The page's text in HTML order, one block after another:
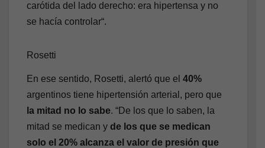
carótida del lado derecho: era hipertensa y no
se hacía controlar“.
Rosetti
En ese sentido, Rosetti, alertó que el 40%
argentinos tiene hipertensión arterial, pero que
la mitad no lo sabe. “De los que lo saben, la
mitad se medican y de los que se medican
solo el 20% alcanza el valor de presión que